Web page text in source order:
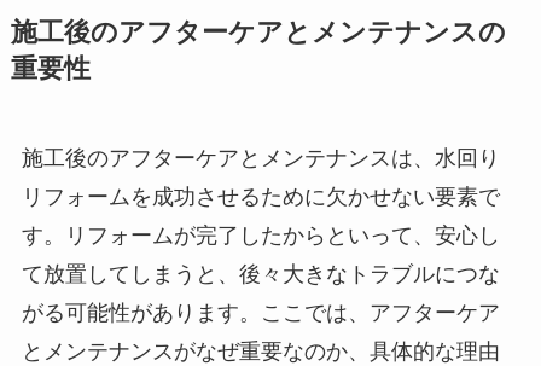
施工後のアフターケアとメンテナンスの
重要性
施工後のアフターケアとメンテナンスは、水回り
リフォームを成功させるために欠かせない要素で
す。リフォームが完了したからといって、安心し
て放置してしまうと、後々大きなトラブルにつな
がる可能性があります。ここでは、アフターケア
とメンテナンスがなぜ重要なのか、具体的な理由